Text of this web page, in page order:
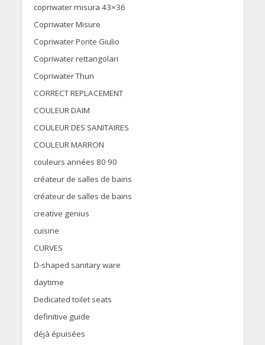
copriwater misura 43×36
Copriwater Misure
Copriwater Ponte Giulio
Copriwater rettangolari
Copriwater Thun
CORRECT REPLACEMENT
COULEUR DAIM
COULEUR DES SANITAIRES
COULEUR MARRON
couleurs années 80 90
créateur de salles de bains
créateur de salles de bains
creative genius
cuisine
CURVES
D-shaped sanitary ware
daytime
Dedicated toilet seats
definitive guide
déjà épuisées